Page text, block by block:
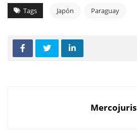
Tags Japón Paraguay
Mercojuris